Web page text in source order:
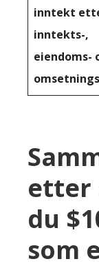
inntekt
inntekts-,
eiendoms-
etter
du
som